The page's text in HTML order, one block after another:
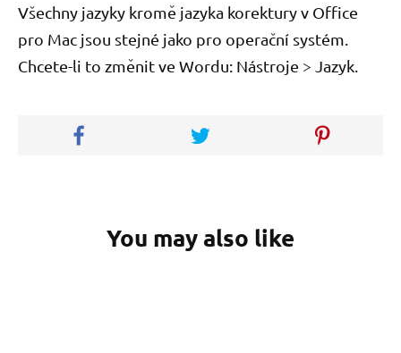
Všechny jazyky kromě jazyka korektury v Office
pro Mac jsou stejné jako pro operační systém.
Chcete-li to změnit ve Wordu: Nástroje > Jazyk.
You may also like